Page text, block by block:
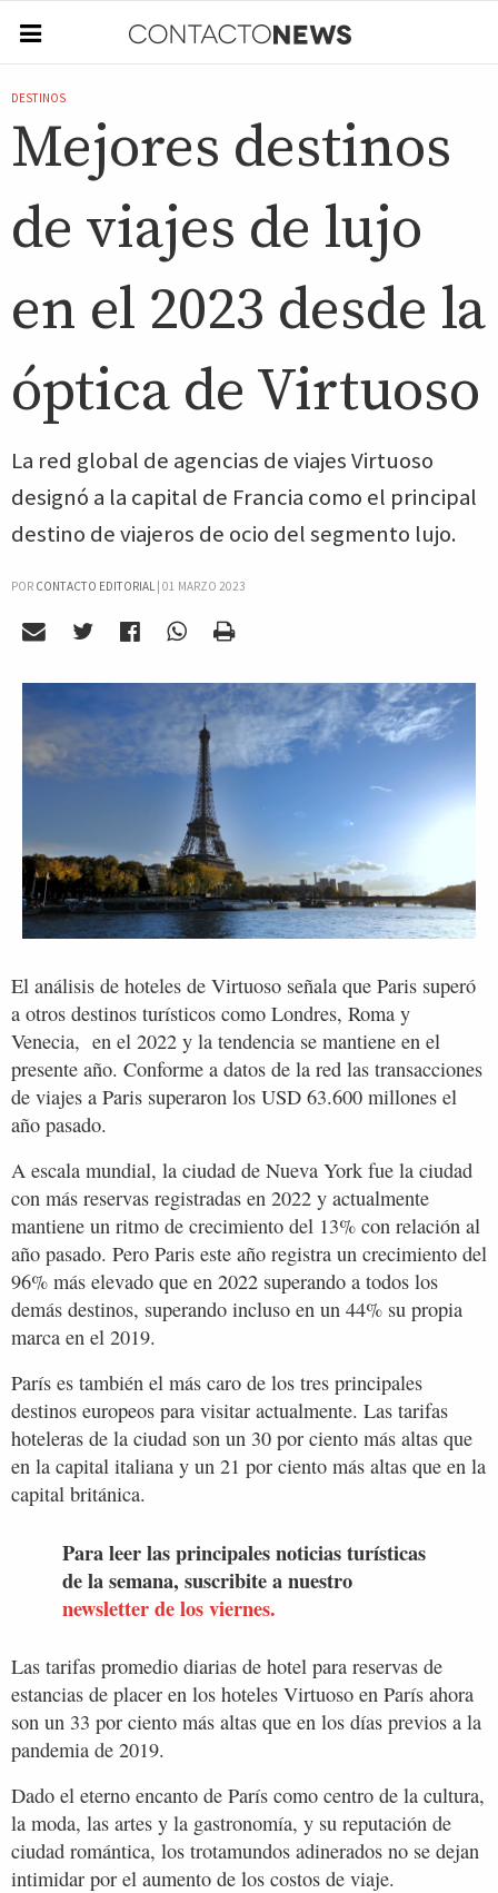
DESTINOS
Mejores destinos
de viajes de lujo
en el 2023 desde la
óptica de Virtuoso
La red global de agencias de viajes Virtuoso
designó a la capital de Francia como el principal
destino de viajeros de ocio del segmento lujo.
POR CONTACTO EDITORIAL| 01 MARZO 2023
El análisis de hoteles de Virtuoso señala que Paris superó
a otros destinos turísticos como Londres, Roma y
Venecia, en el 2022 y la tendencia se mantiene en el
presente año. Conforme a datos de la red las transacciones
de viajes a Paris superaron los USD 63.600 millones el
año pasado.
A escala mundial, la ciudad de Nueva York fue la ciudad
con más reservas registradas en 2022 y actualmente
mantiene un ritmo de crecimiento del 13% con relación al
año pasado. Pero Paris este año registra un crecimiento del
96% más elevado que en 2022 superando a todos los
demás destinos, superando incluso en un 44% su propia
marca en el 2019.
París es también el más caro de los tres principales
destinos europeos para visitar actualmente. Las tarifas
hoteleras de la ciudad son un 30 por ciento más altas que
en la capital italiana y un 21 por ciento más altas que en la
capital británica.
Para leer las principales noticias turísticas
de la semana, suscribite a nuestro
newsletter de los viernes.
Las tarifas promedio diarias de hotel para reservas de
estancias de placer en los hoteles Virtuoso en París ahora
son un 33 por ciento más altas que en los días previos a la
pandemia de 2019.
Dado el eterno encanto de París como centro de la cultura,
la moda, las artes y la gastronomía, y su reputación de
ciudad romántica, los trotamundos adinerados no se dejan
intimidar por el aumento de los costos de viaje.